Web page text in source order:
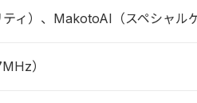
ィ）、MakotoAI（スペシャル
）